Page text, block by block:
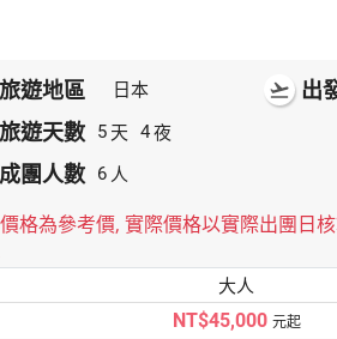
旅遊地區
日本
旅遊天數 5 天 4夜
成團人數 6 人
flight_takeoff 出
格為參考價, 實際價格以實際出團日
大人
NT$45,000 元起